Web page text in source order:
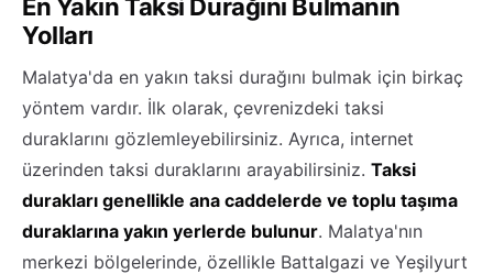
En Yakın Taksi Durağını Bulmanın
Yolları
Malatya'da en yakın taksi durağını bulmak için birkaç
yöntem vardır. İlk olarak, çevrenizdeki taksi
duraklarını gözlemleyebilirsiniz. Ayrıca, internet
üzerinden taksi duraklarını arayabilirsiniz. Taksi
durakları genellikle ana caddelerde ve toplu taşıma
duraklarına yakın yerlerde bulunur. Malatya'nın
merkezi bölgelerinde, özellikle Battalgazi ve Yeşilyurt